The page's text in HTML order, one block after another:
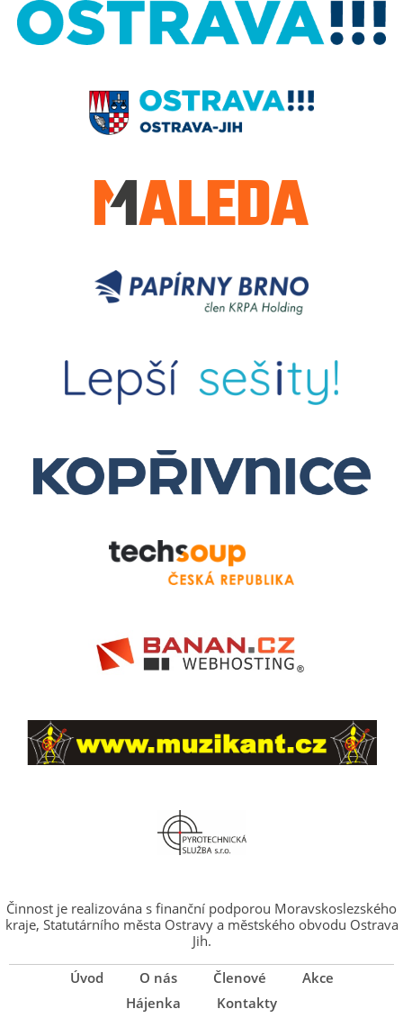
Činnost je realizována s finanční podporou Moravskoslezského
kraje, Statutárního města Ostravy a městského obvodu Ostrava
Jih.
Úvod O nás Členové
Akce
Hájenka
Kontakty